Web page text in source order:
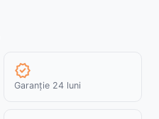
verified
Garanție 24 luni